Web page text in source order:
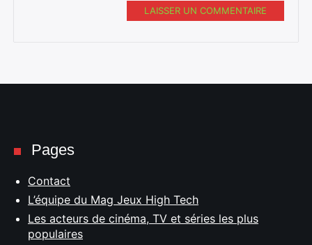
LAISSER UN COMMENTAIRE
Pages
Contact
L’équipe du Mag Jeux High Tech
Les acteurs de cinéma, TV et séries les plus
populaires